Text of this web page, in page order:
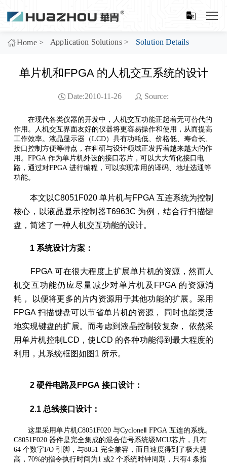
Home > Application Solutions > Solution Details
单片机和FPGA 的人机交互系统的设计
Date:2010-11-26 Source:
在现代各类仪器的开发中，人机交互功能正起着无可替代的
作用。人机交互界面友好的仪器将更容易操作和使用，从而提高
工作效率。液晶显示器（LCD）具有功耗低、价格低、寿命长、
接口控制方便等特点，在科研与设计领域正发挥着越来越大的作
用。FPGA 作为单片机外设的接口芯片，可以大大简化接口电
路，通过对FPGA 进行编程，可以实现常用的译码、地址选通等
功能。
本文以C8051F020 单片机与FPGA 互连系统为控制
核心，以液晶显示控制器T6963C 为例，结合行扫描键
盘，简述了一种人机交互功能的设计。
1 系统设计方案：
FPGA 可在很大程度上扩展单片机的资源，然而人
机交互功能仍应尽量减少对单片机及FPGA 的资源消
耗， 以便将更多的片内资源用于其他功能的扩展。采用
FPGA 扫描键盘可以节省单片机的资源， 同时也能灵活
地实现键盘的扩展。而考虑到液晶控制较复杂， 依然采
用单片机控制LCD，使LCD 的各种功能得到最大程度的
利用，其系统框图如图1 所示。
2 硬件电路及FPGA 接口设计：
2.1 总线接口设计：
这里采用单片机C8051F020 与CycloneⅡ FPGA 互连的系统。
C8051F020 器件是完全集成的混合信号系统级MCU芯片，具有
64 个数字I/O 引脚，与8051 完全兼容，而且速度得到了极大提
高，70%的指令执行时间为1 或2 个系统时钟周期，只有4 条指